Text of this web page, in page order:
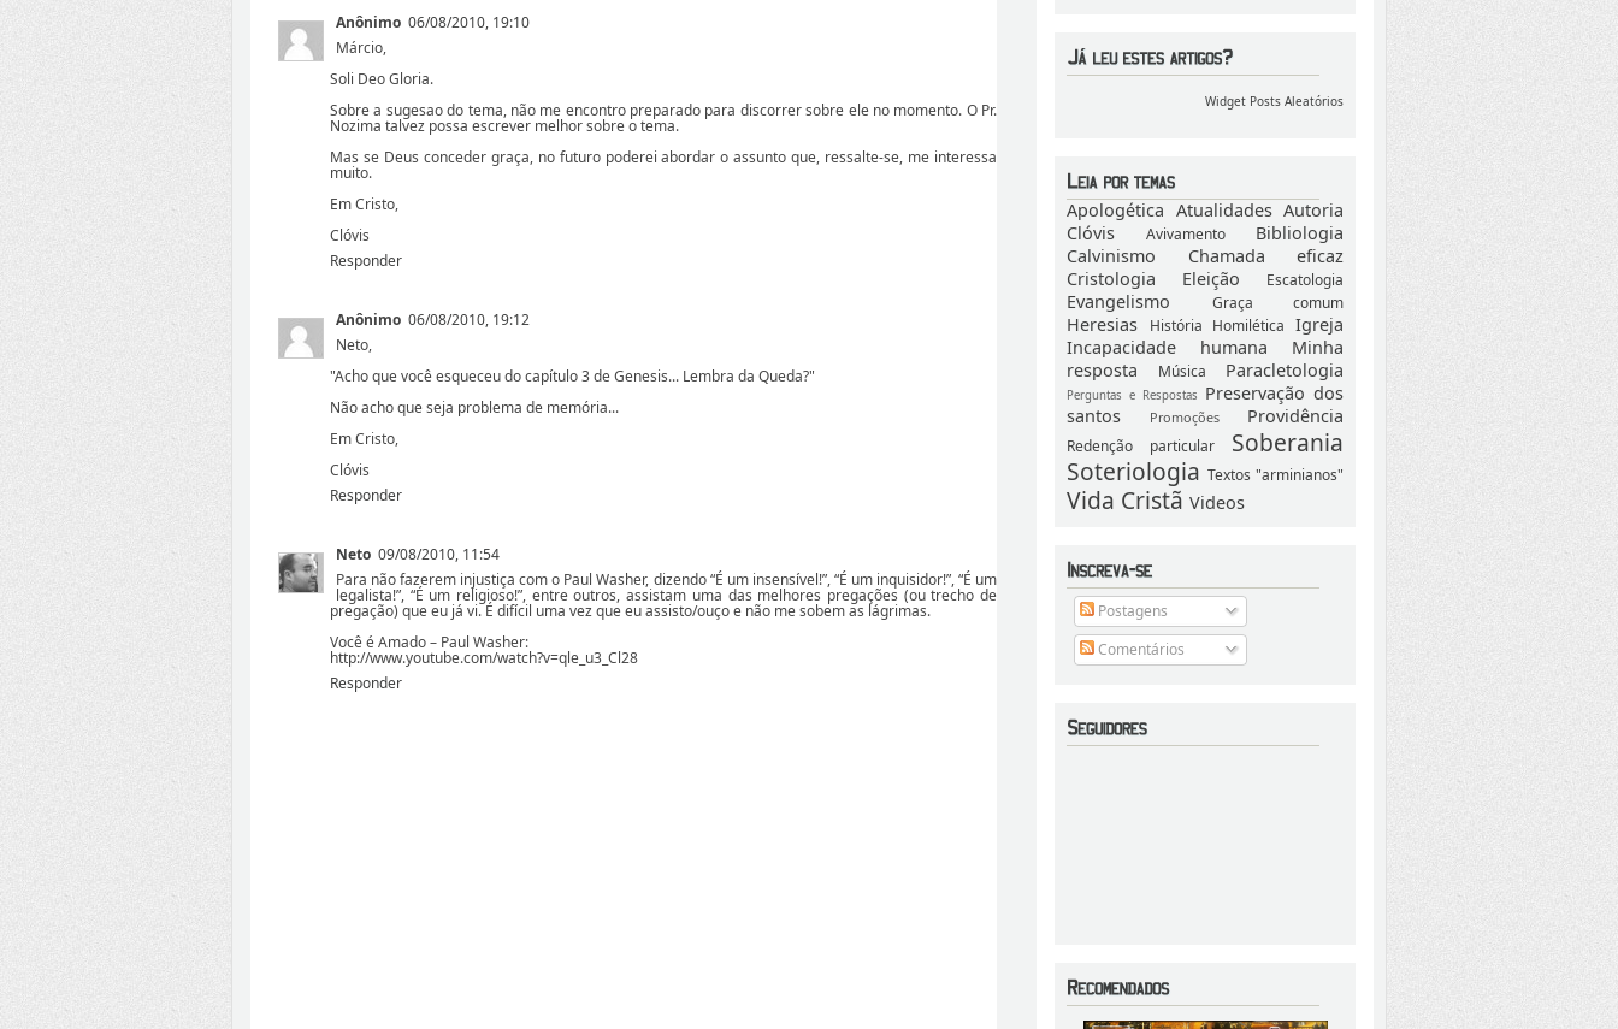
Widget Posts Aleatórios
Apologética Atualidades Autoria
Clóvis
Avivamento
Bibliologia
Calvinismo
Chamada eficaz
Cristologia
Eleição Escatologia
Evangelismo Graça comum
Heresias História Homilética Igreja
Incapacidade humana
Minha
resposta
Música Paracletologia
Perguntas e Respostas
Preservação dos
santos
Promoções Providência
Redenção particular
Soberania
Soteriologia Textos "arminianos"
Vida Cristã Videos
Postagens
Comentários
Anônimo 06/08/2010, 19:10
Márcio,
Soli Deo Gloria.
Sobre a sugesao do tema, não me encontro preparado para discorrer sobre ele no momento. O Pr.
Nozima talvez possa escrever melhor sobre o tema.
Mas se Deus conceder graça, no futuro poderei abordar o assunto que, ressalte-se, me interessa
muito.
Em Cristo,
Clóvis
Responder
Anônimo 06/08/2010, 19:12
Neto,
"Acho que você esqueceu do capítulo 3 de Genesis... Lembra da Queda?"
Não acho que seja problema de memória...
Em Cristo,
Clóvis
Responder
Neto 09/08/2010, 11:54
Para não fazerem injustiça com o Paul Washer, dizendo “É um insensível!”, “É um inquisidor!”, “É um
legalista!”, “É um religioso!”, entre outros, assistam uma das melhores pregações (ou trecho de
pregação) que eu já vi. É difícil uma vez que eu assisto/ouço e não me sobem as lágrimas.
Você é Amado – Paul Washer:
http://www.youtube.com/watch?v=qle_u3_Cl28
Responder